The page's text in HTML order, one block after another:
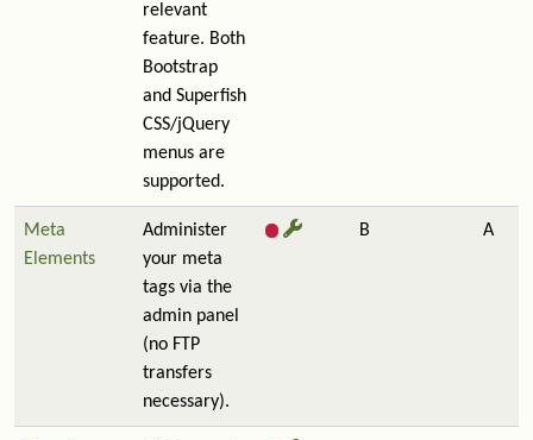
relevant
feature. Both
Bootstrap
and Superfish
CSS/jQuery
menus are
supported.
Meta
Elements
Administer
your meta
tags via the
admin panel
(no FTP
transfers
necessary).
B A